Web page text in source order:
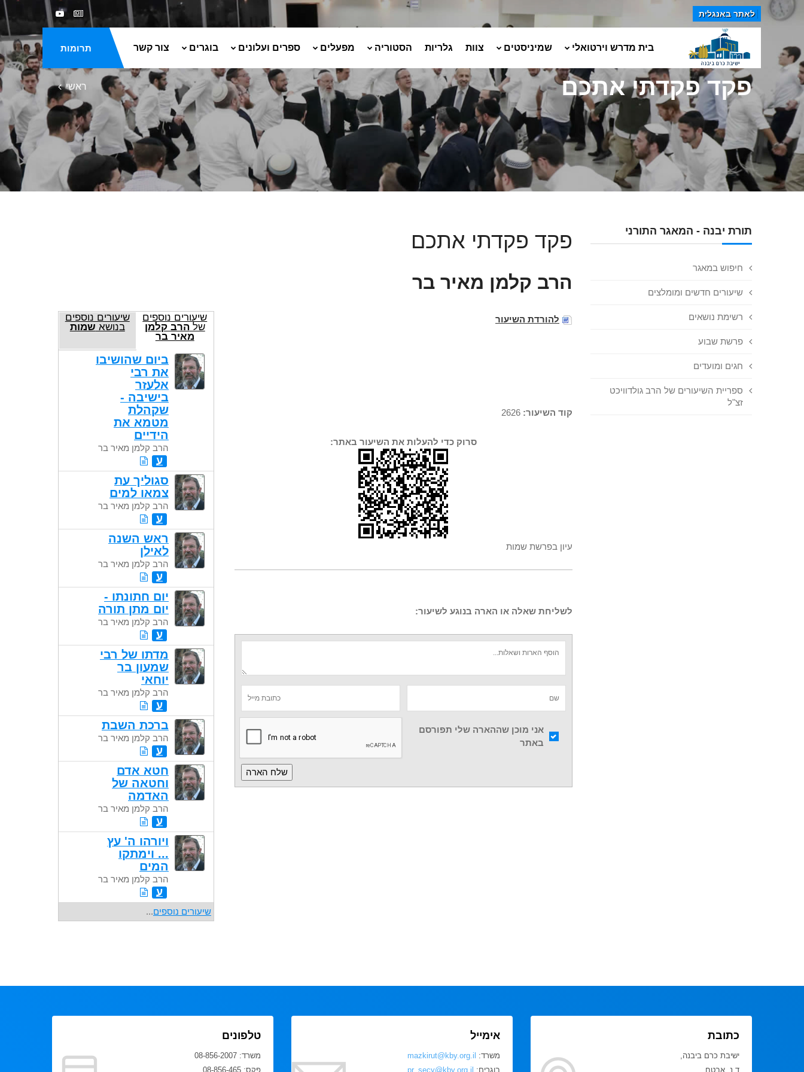
לאתר באנגלית
תרומות בית מדרש וירטואלי שמיניסטים צוות גלריות הסטוריה מפעלים ספרים ועלונים בוגרים צור קשר
פקד פקדתי אתכם ראשי
תורת יבנה - המאגר התורני
חיפוש במאגר
שיעורים חדשים ומומלצים
רשימת נושאים
פרשת שבוע
חגים ומועדים
ספריית השיעורים של הרב גולדוויכט
זצ"ל
פקד פקדתי אתכם
הרב קלמן מאיר בר
להורדת השיעור
קוד השיעור:
סרוק כדי להעלות את השיעור באתר:
עיון בפרשת שמות
לשליחת שאלה או הארה בנוגע לשיעור:
אני מוכן שההארה שלי תפורסם
באתר
שיעורים נוספים
שלהרב קלמן
מאיר בר
שיעורים נוספים
בנושא שמות
ביום שהושיבו
את רבי
אלעזר
בישיבה -
שקהלת
מטמא את
הידיים
הרב קלמן מאיר בר
ע
סגוליך עת
צמאו למים
הרב קלמן מאיר בר
ע
ראש השנה
לאילן
הרב קלמן מאיר בר
ע
יום חתונתו -
יום מתן תורה
הרב קלמן מאיר בר
ע
מדתו של רבי
שמעון בר
יוחאי
הרב קלמן מאיר בר
ע
ברכת השבת
הרב קלמן מאיר בר
ע
חטא אדם
וחטאה של
האדמה
הרב קלמן מאיר בר
ע
ויורהו ה' עץ
... וימתקו
המים
הרב קלמן מאיר בר
ע
שיעורים נוספים...
כתובת
ישיבת כרם ביבנה,
ד.נ. אבטח
אימייל
משרד: mazkirut@kby.org.il
בוגרים: pr_secy@kby.org.il
טלפונים
משרד: 08-856-2007
פקס: 08-856-465